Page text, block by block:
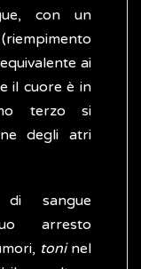
con un
ai
il cuore è in
terzo si
degli atri
sangue
arresto
toninel